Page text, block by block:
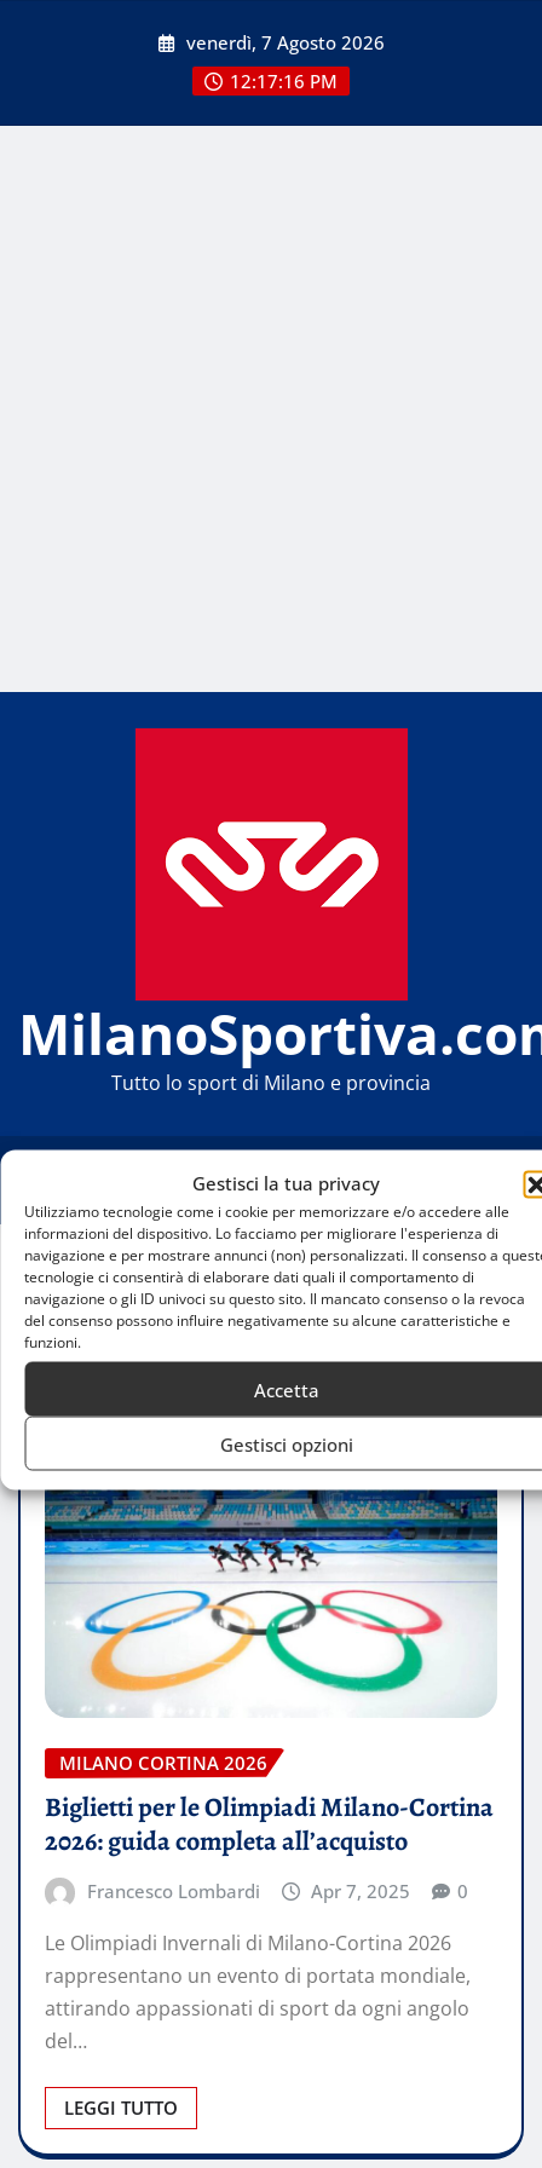
Gestisci la tua privacy
Utilizziamo tecnologie come i cookie per memorizzare e/o accedere alle
informazioni del dispositivo. Lo facciamo per migliorare l'esperienza di
navigazione e per mostrare annunci (non) personalizzati. Il consenso a
tecnologie ci consentirà di elaborare dati quali il comportamento di
navigazione o gli ID univoci su questo sito. Il mancato consenso o la revoca
del consenso possono influire negativamente su alcune caratteristiche e
funzioni.
Accetta
Gestisci opzioni
venerdì, 7 Agosto 2026
12:17:17 PM
Tutto lo sport di Milano e provincia
Home
Biglietti per le Olimpiadi Milano-Cortina 2026:
guida completa all’acquisto
MILANO CORTINA 2026
Biglietti per le Olimpiadi Milano-Cortina
2026: guida completa all’acquisto
Francesco Lombardi Apr 7, 2025 0
Le Olimpiadi Invernali di Milano-Cortina 2026
rappresentano un evento di portata mondiale,
attirando appassionati di sport da ogni angolo
del…
LEGGI TUTTO